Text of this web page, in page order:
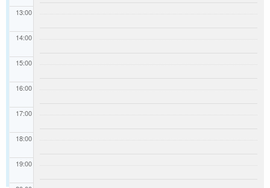
13:00
14:00
15:00
16:00
17:00
18:00
19:00